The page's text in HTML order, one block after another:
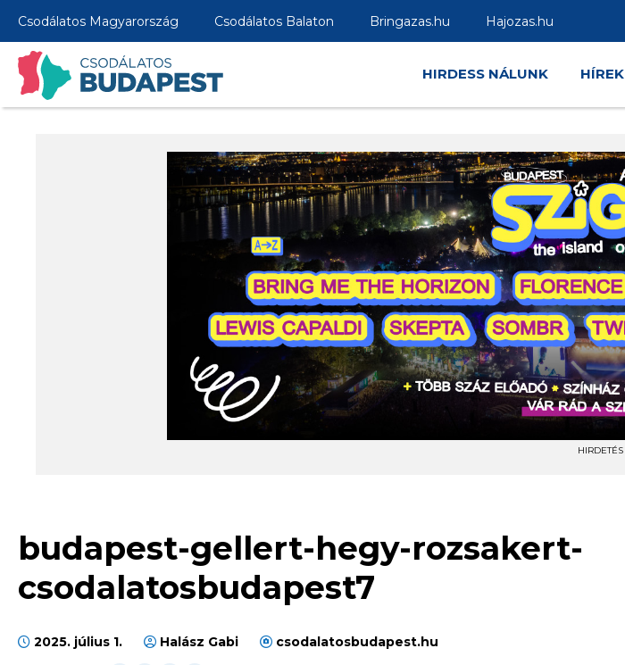
Csodálatos Magyarország Csodálatos Balaton Bringazas.hu Hajozas.hu
HIRDESS NÁLUNK HÍREK
HIRDETÉS
budapest-gellert-hegy-rozsakert-
csodalatosbudapest7
2025. július 1. Halász Gabi
csodalatosbudapest.hu